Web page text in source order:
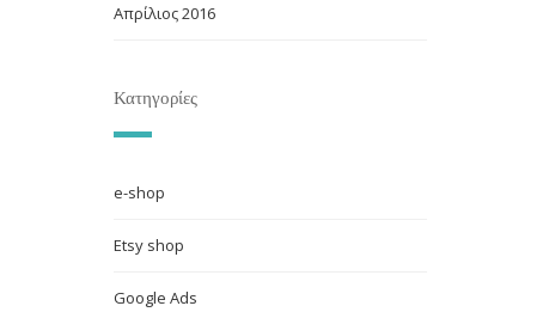
Απρίλιος 2016
Κατηγορίες
e-shop
Etsy shop
Google Ads